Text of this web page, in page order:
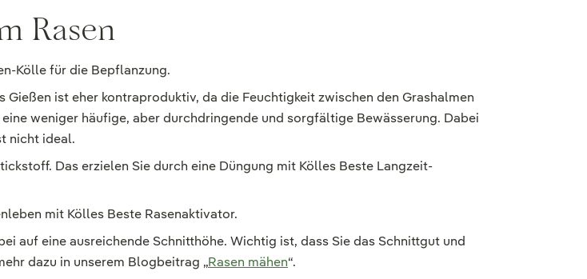
Rasen
Kölle für die Bepflanzung.
Gießen ist eher kontraproduktiv, da die Feuchtigkeit zwischen den Grashalmen
weniger häufige, aber durchdringende und sorgfältige Bewässerung. Dabei
nicht ideal.
Das erzielen Sie durch eine Düngung mit Kölles Beste Langzeit-
mit Kölles Beste Rasenaktivator.
auf eine ausreichende Schnitthöhe. Wichtig ist, dass Sie das Schnittgut und
dazu in unserem Blogbeitrag „Rasen mähen“.